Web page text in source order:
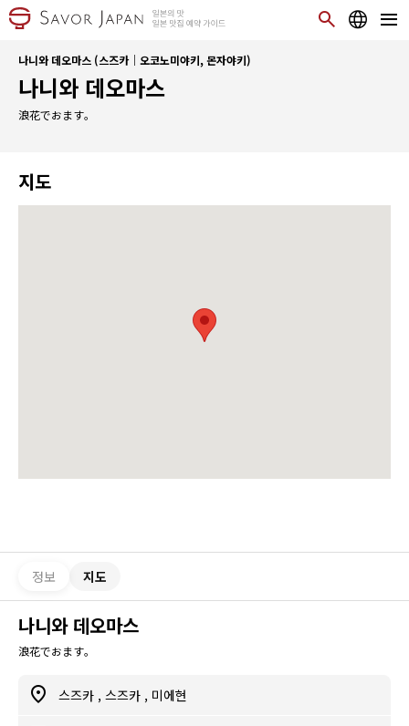
나니와 데오마스 (스즈카｜오코노미야키, 몬자야키)
나니와 데오마스
浪花でおます。
지도
정보 지도
나니와 데오마스
浪花でおます。
스즈카 , 스즈카 , 미에현